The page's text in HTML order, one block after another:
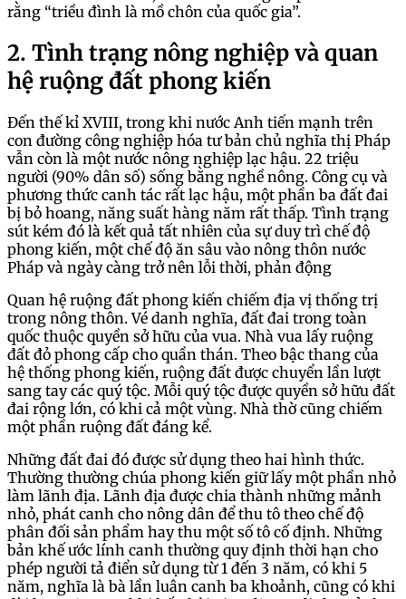
rằng “triều đình là mồ chôn của quốc gia”.
2. Tình trạng nông nghiệp và quan
hệ ruộng đất phong kiến
Đến thế kỉ XVIII, trong khi nước Anh tiến mạnh trên
con đường công nghiệp hóa tư bản chủ nghĩa thị Pháp
vẫn còn là một nước nông nghiệp lạc hậu. 22 triệu
người (90% dân số) sống bằng nghề nông. Công cụ và
phương thức canh tác rất lạc hậu, một phần ba đất đai
bị bỏ hoang, năng suất hàng năm rất thấp. Tình trạng
sút kém đó là kết quả tất nhiên của sự duy trì chế độ
phong kiến, một chế độ ăn sâu vào nông thôn nước
Pháp và ngày càng trở nên lỗi thời, phản động
Quan hệ ruộng đất phong kiến chiếm địa vị thống trị
trong nông thôn. Vé danh nghĩa, đất đai trong toàn
quốc thuộc quyền sở hữu của vua. Nhà vua lấy ruộng
đất đỏ phong cấp cho quần thán. Theo bậc thang của
hệ thống phong kiến, ruộng đất được chuyển lần lượt
sang tay các quý tộc. Mỗi quý tộc được quyền sở hữu đất
đai rộng lớn, có khi cả một vùng. Nhà thờ cũng chiếm
một phần ruộng đất đáng kể.
Những đất đai đó được sử dụng theo hai hình thức.
Thường thường chúa phong kiến giữ lấy một phần nhỏ
làm lãnh địa. Lãnh địa được chia thành những mảnh
nhỏ, phát canh cho nông dân để thu tô theo chế độ
phân đối sản phẩm hay thu một số tô cố định. Những
bản khế ước lính canh thường quy định thời hạn cho
phép người tả điển sử dụng từ 1 đến 3 năm, có khi 5
năm, nghĩa là bà lần luân canh ba khoảnh, cũng có khi